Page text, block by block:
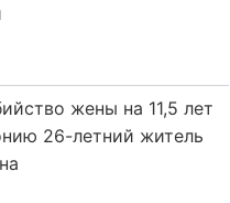
жены на 11,5 лет
26-летний житель